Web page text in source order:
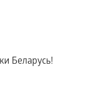
Беларусь!